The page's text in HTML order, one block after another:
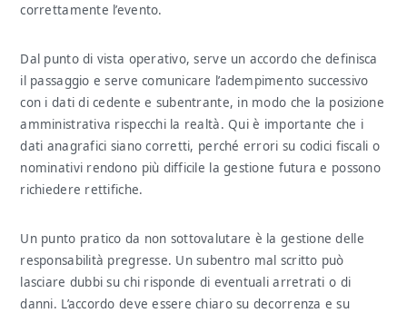
correttamente l’evento.
Dal punto di vista operativo, serve un accordo che definisca
il passaggio e serve comunicare l’adempimento successivo
con i dati di cedente e subentrante, in modo che la posizione
amministrativa rispecchi la realtà. Qui è importante che i
dati anagrafici siano corretti, perché errori su codici fiscali o
nominativi rendono più difficile la gestione futura e possono
richiedere rettifiche.
Un punto pratico da non sottovalutare è la gestione delle
responsabilità pregresse. Un subentro mal scritto può
lasciare dubbi su chi risponde di eventuali arretrati o di
danni. L’accordo deve essere chiaro su decorrenza e su